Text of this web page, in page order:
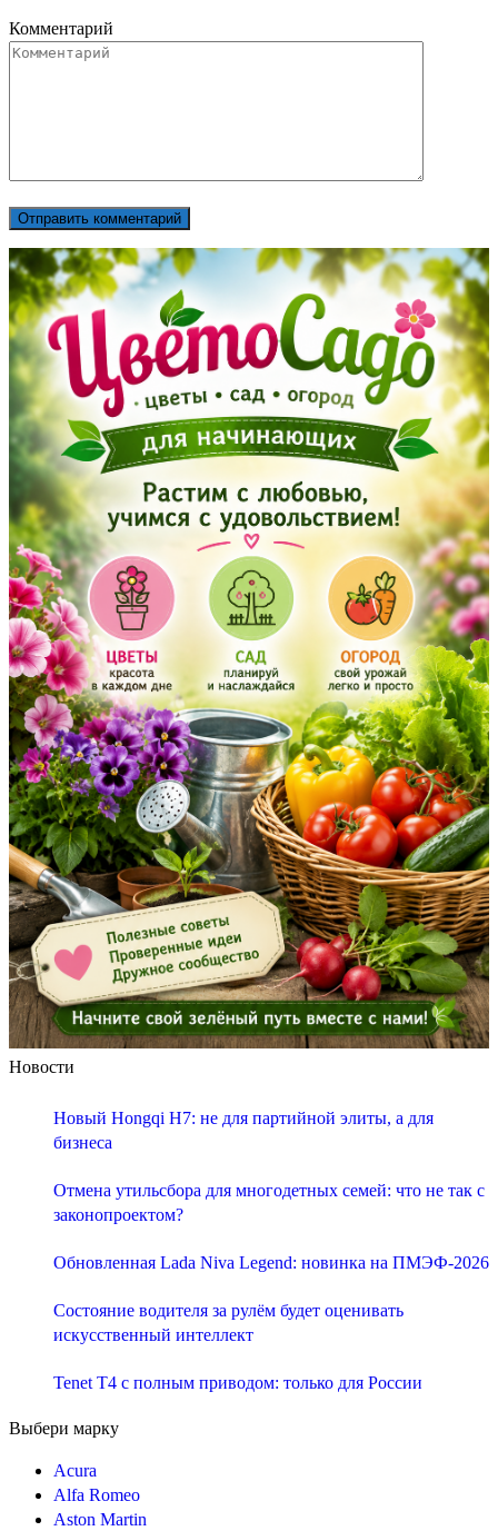
Комментарий
Новости
Новый Hongqi H7: не для партийной элиты, а для
бизнеса
Отмена утильсбора для многодетных семей: что не так с
законопроектом?
Обновленная Lada Niva Legend: новинка на ПМЭФ-2026
Состояние водителя за рулём будет оценивать
искусственный интеллект
Tenet T4 с полным приводом: только для России
Выбери марку
Acura
Alfa Romeo
Aston Martin